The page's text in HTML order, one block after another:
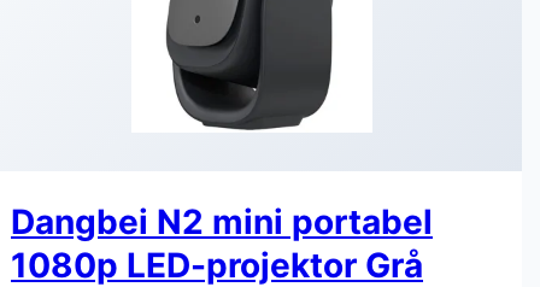
Dangbei N2 mini portabel
1080p LED-projektor Grå